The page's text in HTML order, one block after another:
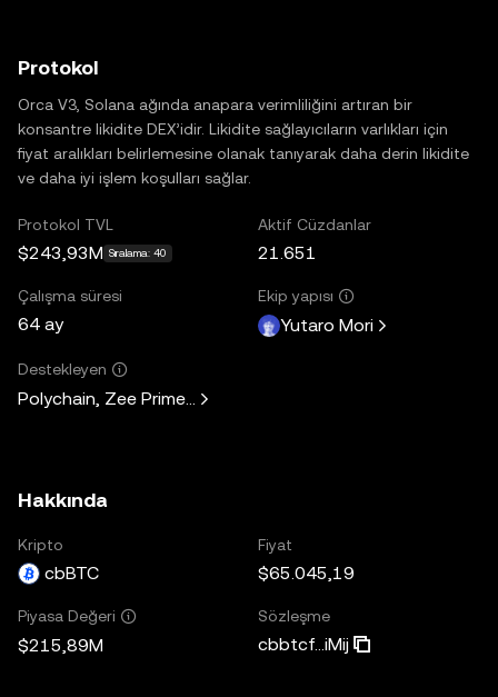
Protokol
Orca V3, Solana ağında anapara verimliliğini artıran bir
konsantre likidite DEX’idir. Likidite sağlayıcıların varlıkları için
fiyat aralıkları belirlemesine olanak tanıyarak daha derin likidite
ve daha iyi işlem koşulları sağlar.
Protokol TVL
$243,93M Sıralama: 40
Aktif Cüzdanlar
21.651
Çalışma süresi
64 ay
Ekip yapısı
Yutaro Mori
Destekleyen
Polychain, Zee Prime Capital, Solana Ventures,
Hakkında
Kripto
cbBTC
Fiyat
$65.045,19
Piyasa Değeri
$215,89M
Sözleşme
cbbtcf...iMij